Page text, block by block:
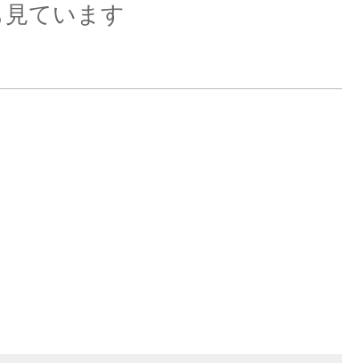
ています